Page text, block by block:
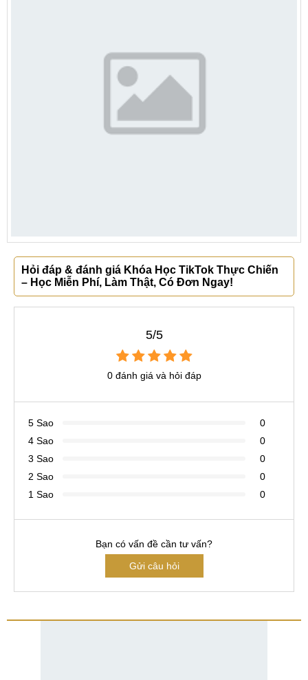
Hỏi đáp & đánh giá Khóa Học TikTok Thực Chiến
– Học Miễn Phí, Làm Thật, Có Đơn Ngay!
5/5
0 đánh giá và hỏi đáp
5 Sao
0
4 Sao
0
3 Sao
0
2 Sao
0
1 Sao
0
Bạn có vấn đề cần tư vấn?
Gửi câu hỏi